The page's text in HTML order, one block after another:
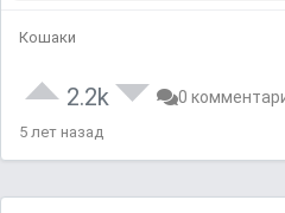
Кошаки
2.2k 0
5 лет назад